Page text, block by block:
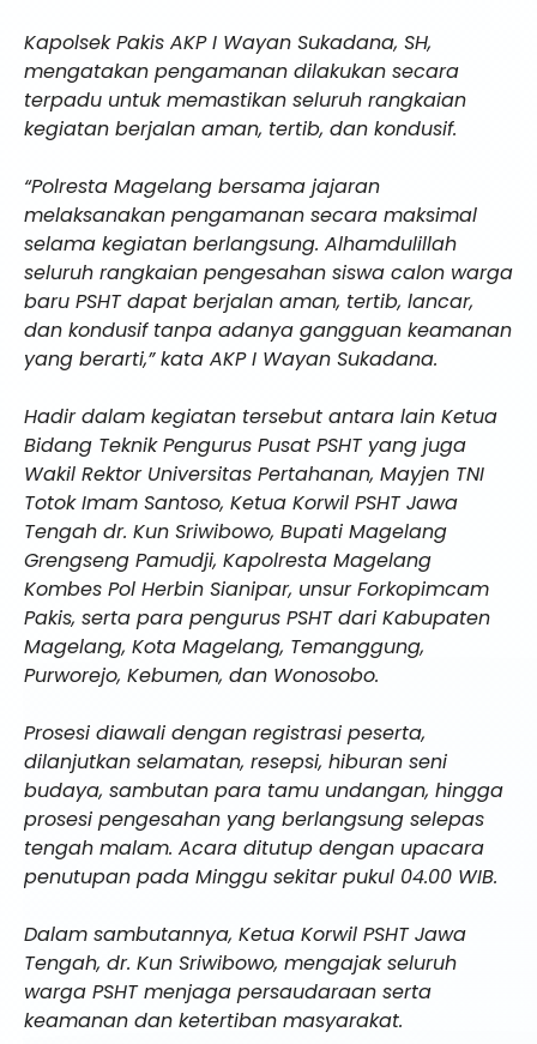
Kapolsek Pakis AKP I Wayan Sukadana, SH,
mengatakan pengamanan dilakukan secara
terpadu untuk memastikan seluruh rangkaian
kegiatan berjalan aman, tertib, dan kondusif.
“Polresta Magelang bersama jajaran
melaksanakan pengamanan secara maksimal
selama kegiatan berlangsung. Alhamdulillah
seluruh rangkaian pengesahan siswa calon warga
baru PSHT dapat berjalan aman, tertib, lancar,
dan kondusif tanpa adanya gangguan keamanan
yang berarti,” kata AKP I Wayan Sukadana.
Hadir dalam kegiatan tersebut antara lain Ketua
Bidang Teknik Pengurus Pusat PSHT yang juga
Wakil Rektor Universitas Pertahanan, Mayjen TNI
Totok Imam Santoso, Ketua Korwil PSHT Jawa
Tengah dr. Kun Sriwibowo, Bupati Magelang
Grengseng Pamudji, Kapolresta Magelang
Kombes Pol Herbin Sianipar, unsur Forkopimcam
Pakis, serta para pengurus PSHT dari Kabupaten
Magelang, Kota Magelang, Temanggung,
Purworejo, Kebumen, dan Wonosobo.
Prosesi diawali dengan registrasi peserta,
dilanjutkan selamatan, resepsi, hiburan seni
budaya, sambutan para tamu undangan, hingga
prosesi pengesahan yang berlangsung selepas
tengah malam. Acara ditutup dengan upacara
penutupan pada Minggu sekitar pukul 04.00 WIB.
Dalam sambutannya, Ketua Korwil PSHT Jawa
Tengah, dr. Kun Sriwibowo, mengajak seluruh
warga PSHT menjaga persaudaraan serta
keamanan dan ketertiban masyarakat.